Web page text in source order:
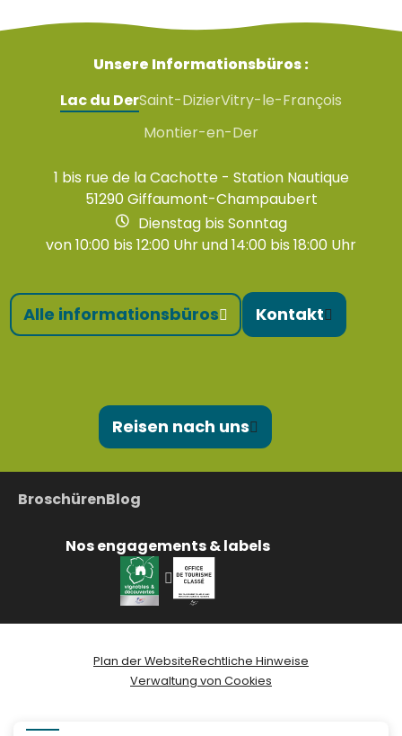
Unsere Informationsbüros :
Lac du DerSaint-DizierVitry-le-François
Montier-en-Der
1 bis rue de la Cachotte - Station Nautique
51290 Giffaumont-Champaubert
Dienstag bis Sonntag
von 10:00 bis 12:00 Uhr und 14:00 bis 18:00 Uhr
Alle informationsbüros Kontakt
Reisen nach uns
BroschürenBlog
Nos engagements & labels
Plan der WebsiteRechtliche Hinweise
Verwaltung von Cookies